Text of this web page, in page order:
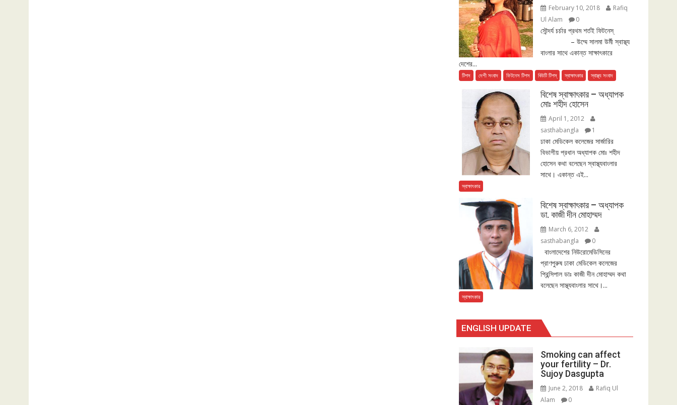
February 10, 2018
Rafiq
Ul Alam
0
সৌন্দর্য চর্চার প্রথম শর্তই ফিটনেস্
– উম্মে সালমা উর্মী স্বাস্থ্য
বাংলার সাথে একান্ত সাক্ষাৎকারে
দেশের...
টিপস দেশী সংবাদ ফিটনেস টিপস বিউটি টিপস্ স্বাক্ষাৎকার স্বাস্থ্য সংবাদ
বিশেষ স্বাক্ষাৎকার – অধ্যাপক
মোঃ শহীদ হোসেন
April 1, 2012
sasthabangla
1
ঢাকা মেডিকেল কলেজের সার্জারির
বিভাগীয় প্রধান অধ্যাপক মোঃ শহীদ
হোসেন কথা বলেছেন স্বাস্থ্যবাংলার
সাথে। একান্ত এই...
স্বাক্ষাৎকার
বিশেষ স্বাক্ষাৎকার – অধ্যাপক
ডা. কাজী দীন মোহাম্মদ
March 6, 2012
sasthabangla
0
বাংলাদেশের নিউরোমেডিসিনের
প্রাণপুরুষ ঢাকা মেডিকেল কলেজের
প্রিন্সিপাল ডাঃ কাজী দীন মোহাম্মদ কথা
বলেছেন সাস্থ্যবাংলার সাথে।...
স্বাক্ষাৎকার
ENGLISH UPDATE
Smoking can affect
your fertility – Dr.
Sujoy Dasgupta
June 2, 2018
Rafiq Ul
Alam
0